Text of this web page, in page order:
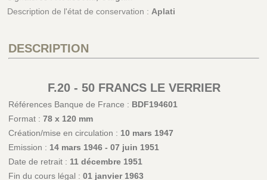
Description de l'état de conservation : Aplati
DESCRIPTION
F.20 - 50 FRANCS LE VERRIER
Références Banque de France : BDF194601
Format : 78 x 120 mm
Création/mise en circulation : 10 mars 1947
Emission : 14 mars 1946 - 07 juin 1951
Date de retrait : 11 décembre 1951
Fin du cours légal : 01 janvier 1963